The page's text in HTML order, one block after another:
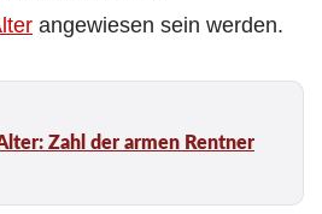
angewiesen sein werden.
Zahl der armen Rentner